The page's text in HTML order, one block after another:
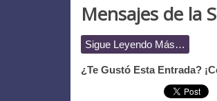
Mensajes de la
Sigue Leyendo Más…
¿Te Gustó Esta Entrada?